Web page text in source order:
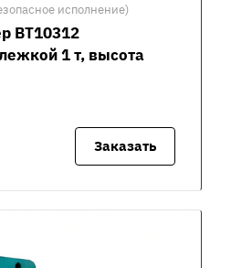
исполнение)
ВТ10312
1 т, высота
Заказать